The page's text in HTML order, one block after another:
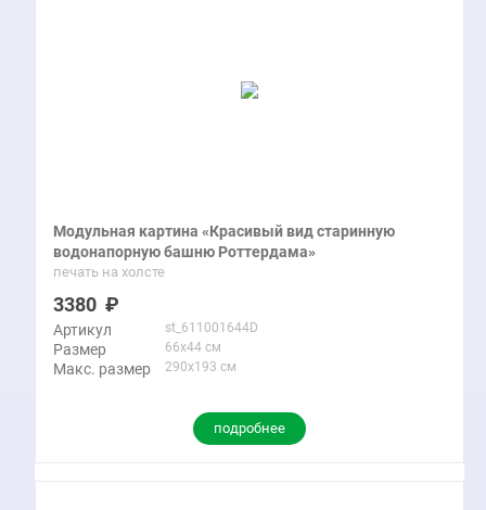
Модульная картина «Красивый вид старинную
водонапорную башню Роттердама»
печать на холсте
3380
Артикул st_611001644D
Размер 66x44 см
Макс. размер 290x193 см
подробнее